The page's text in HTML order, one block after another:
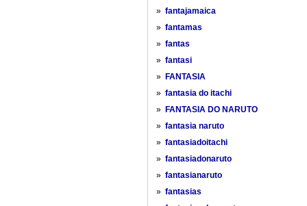
» fantajamaica
» fantamas
» fantas
» fantasi
» FANTASIA
» fantasia do itachi
» FANTASIA DO NARUTO
» fantasia naruto
» fantasiadoitachi
» fantasiadonaruto
» fantasianaruto
» fantasias